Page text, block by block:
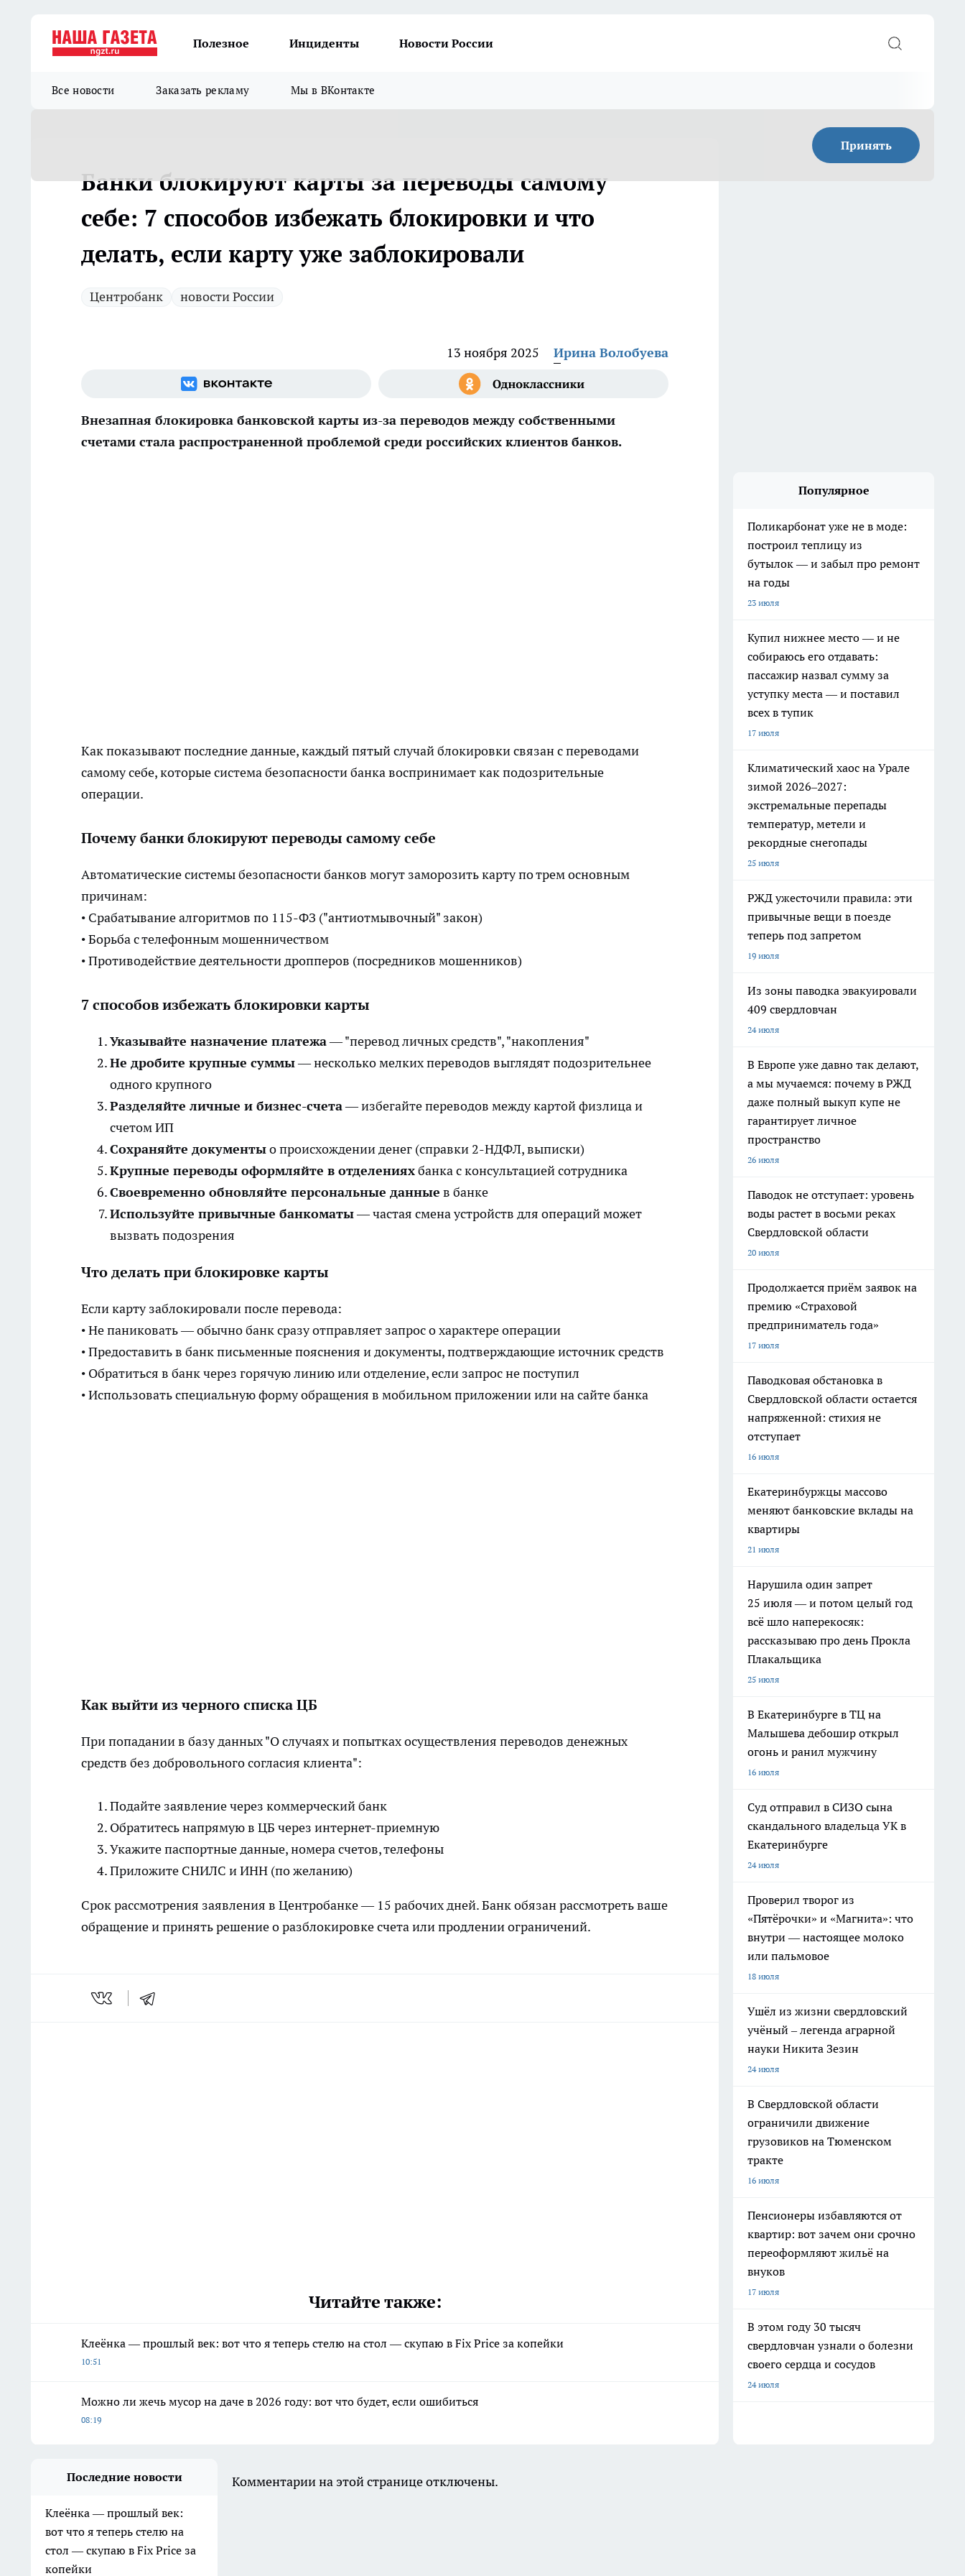
Полезное Инциденты Новости России
Все новости Заказать рекламу Мы в ВКонтакте
Принять
Банки блокируют карты за переводы самому
себе: 7 способов избежать блокировки и что
делать, если карту уже заблокировали
Центробанк новости России
13 ноября 2025 Ирина Волобуева
Внезапная блокировка банковской карты из-за переводов между собственными
счетами стала распространенной проблемой среди российских клиентов банков.
Как показывают последние данные, каждый пятый случай блокировки связан с переводами
самому себе, которыесистемабезопасности банка воспринимает как подозрительные
операции.
Почему банки блокируют переводы самому себе
Автоматические системы безопасности банков могут заморозить карту по трем основным
причинам:
• Срабатывание алгоритмов по 115-ФЗ ("антиотмывочный" закон)
• Борьба с телефонным мошенничеством
• Противодействие деятельности дропперов (посредников мошенников)
7 способов избежать блокировки карты
Указывайте назначение платежа— "перевод личных средств", "накопления"
Не дробите крупные суммы— несколько мелких переводов выглядят подозрительнее
одного крупного
Разделяйте личные и бизнес-счета— избегайте переводов между картой физлица и
счетом ИП
Сохраняйте документыо происхождении денег (справки 2-НДФЛ, выписки)
Крупные переводы оформляйте в отделенияхбанка с консультацией сотрудника
Своевременно обновляйте персональные данные в банке
Используйте привычные банкоматы— частая смена устройств для операций может
вызвать подозрения
Что делать при блокировке карты
Если карту заблокировали после перевода:
• Не паниковать — обычно банк сразу отправляет запрос о характере операции
• Предоставить в банк письменные пояснения и документы, подтверждающие источник средств
• Обратиться в банк через горячую линию или отделение, если запрос не поступил
• Использовать специальную форму обращения в мобильном приложении или на сайте банка
Как выйти из черного списка ЦБ
При попадании в базу данных "О случаях и попытках осуществления переводов денежных
средств без добровольного согласия клиента":
Подайте заявление через коммерческий банк
Обратитесь напрямую в ЦБ через интернет-приемную
Укажите паспортные данные, номера счетов, телефоны
Приложите СНИЛС и ИНН (по желанию)
Срок рассмотрения заявления в Центробанке — 15 рабочих дней. Банк обязан рассмотреть ваше
обращение и принять решение о разблокировке счета или продлении ограничений.
Читайте также:
Клеёнка — прошлый век: вот что я теперь стелю на стол — скупаю в Fix Price за копейки
10:51
Можно ли жечь мусор на даче в 2026 году: вот что будет, если ошибиться
08:19
Популярное
Поликарбонат уже не в моде:
построил теплицу из
бутылок — и забыл про ремонт
на годы
23 июля
Купил нижнее место — и не
собираюсь его отдавать:
пассажир назвал сумму за
уступку места — и поставил
всех в тупик
17 июля
Климатический хаос на Урале
зимой 2026–2027:
экстремальные перепады
температур, метели и
рекордные снегопады
25 июля
РЖД ужесточили правила: эти
привычные вещи в поезде
теперь под запретом
19 июля
Из зоны паводка эвакуировали
409 свердловчан
24 июля
В Европе уже давно так делают,
а мы мучаемся: почему в РЖД
даже полный выкуп купе не
гарантирует личное
пространство
26 июля
Паводок не отступает: уровень
воды растет в восьми реках
Свердловской области
20 июля
Продолжается приём заявок на
премию «Страховой
предприниматель года»
17 июля
Паводковая обстановка в
Свердловской области остается
напряженной: стихия не
отступает
16 июля
Екатеринбуржцы массово
меняют банковские вклады на
квартиры
21 июля
Нарушила один запрет
25 июля — и потом целый год
всё шло наперекосяк:
рассказываю про день Прокла
Плакальщика
25 июля
В Екатеринбурге в ТЦ на
Малышева дебошир открыл
огонь и ранил мужчину
16 июля
Суд отправил в СИЗО сына
скандального владельца УК в
Екатеринбурге
24 июля
Проверил творог из
«Пятёрочки» и «Магнита»: что
внутри — настоящее молоко
или пальмовое
18 июля
Ушёл из жизни свердловский
учёный – легенда аграрной
науки Никита Зезин
24 июля
В Свердловской области
ограничили движение
грузовиков на Тюменском
тракте
16 июля
Пенсионеры избавляются от
квартир: вот зачем они срочно
переоформляют жильё на
внуков
17 июля
В этом году 30 тысяч
свердловчан узнали о болезни
своего сердца и сосудов
24 июля
Последние новости
Клеёнка — прошлый век:
вот что я теперь стелю на
стол — скупаю в Fix Price за
копейки
Комментарии на этой странице отключены.